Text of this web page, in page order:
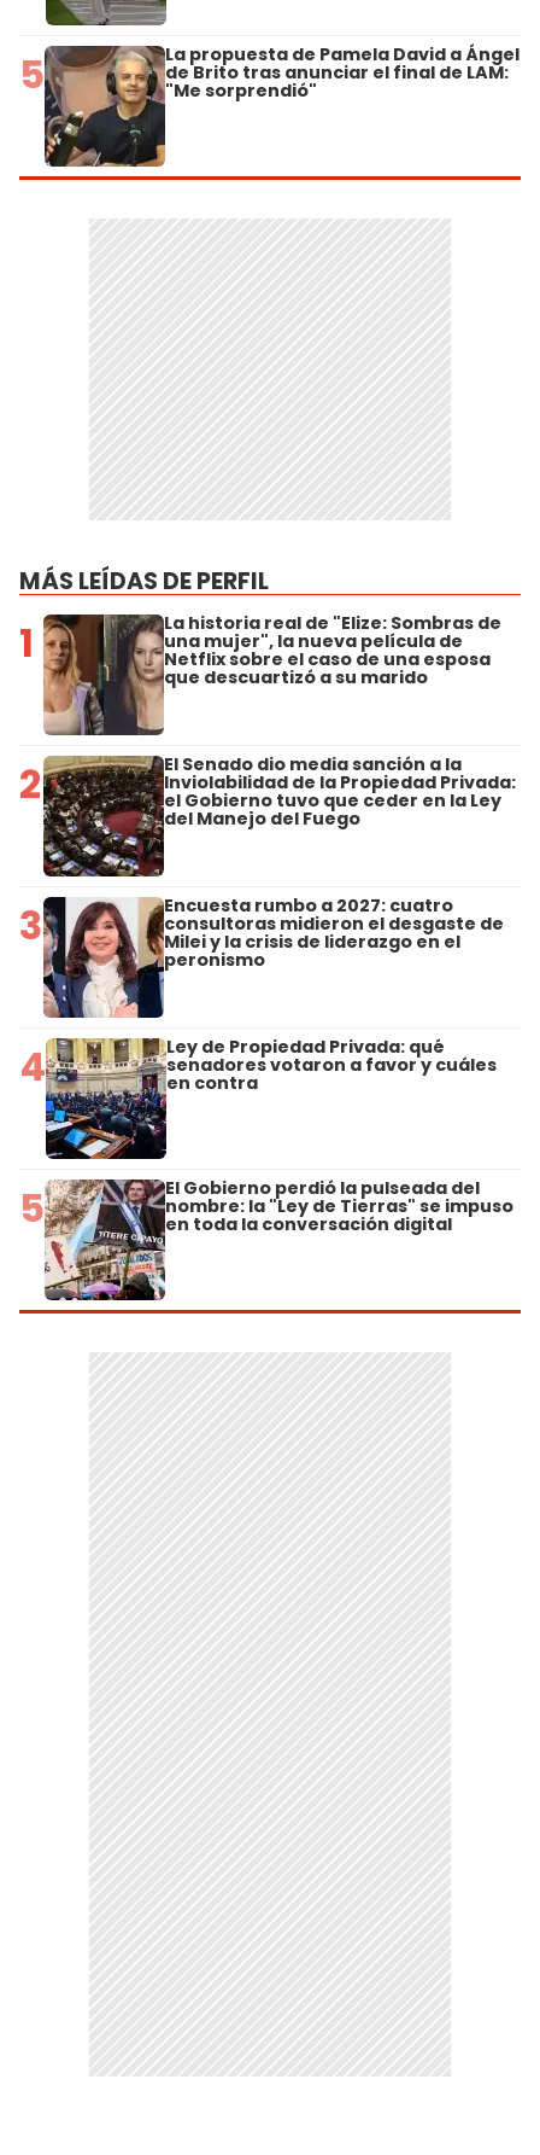
5 La propuesta de Pamela David a Ángel
de Brito tras anunciar el final de LAM:
"Me sorprendió"
MÁS LEÍDAS DE PERFIL
1 La historia real de "Elize: Sombras de
una mujer", la nueva película de
Netflix sobre el caso de una esposa
que descuartizó a su marido
2 El Senado dio media sanción a la
Inviolabilidad de la Propiedad Privada:
el Gobierno tuvo que ceder en la Ley
del Manejo del Fuego
3 Encuesta rumbo a 2027: cuatro
consultoras midieron el desgaste de
Milei y la crisis de liderazgo en el
peronismo
4 Ley de Propiedad Privada: qué
senadores votaron a favor y cuáles
en contra
5 El Gobierno perdió la pulseada del
nombre: la "Ley de Tierras" se impuso
en toda la conversación digital